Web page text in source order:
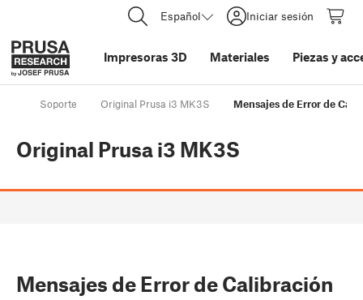
Español Iniciar sesión
Impresoras 3D Materiales Piezas y
Soporte Original Prusa i3 MK3S Mensajes de Error de
Original Prusa i3 MK3S
Mensajes de Error de Calibración